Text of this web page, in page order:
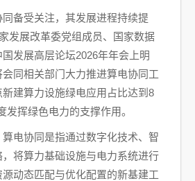
同备受关注，其发展进程持续提
发展改革委党组成员、国家数据
发展高层论坛2026年年会上明
同相关部门大力推进算电协同工
建算力设施绿电应用占比达到8
发挥绿色电力的支撑作用。
电协同是指通过数字化技术、智
将算力基础设施与电力系统进行
动态匹配与优化配置的新基建工